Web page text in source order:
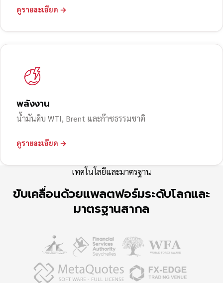
ดูรายละเอียด →
พลังงาน
น้ำมันดิบ WTI, Brent และก๊าซธรรมชาติ
ดูรายละเอียด →
เทคโนโลยีและมาตรฐาน
ขับเคลื่อนด้วยแพลตฟอร์มระดับโลกและ
มาตรฐานสากล